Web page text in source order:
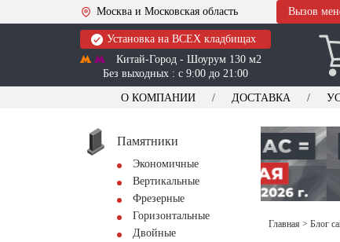
Москва и Московская область Вызов
Установка на ВСЕХ кладбищах
Китай-Город - Шоурум 130 м2
Без выходных : с 9:00 до 21:00
О КОМПАНИИ ДОСТАВКА
Памятники
Экономичные
Вертикальные
Фрезерные
Горизонтальные
Двойные
Главная > Блог